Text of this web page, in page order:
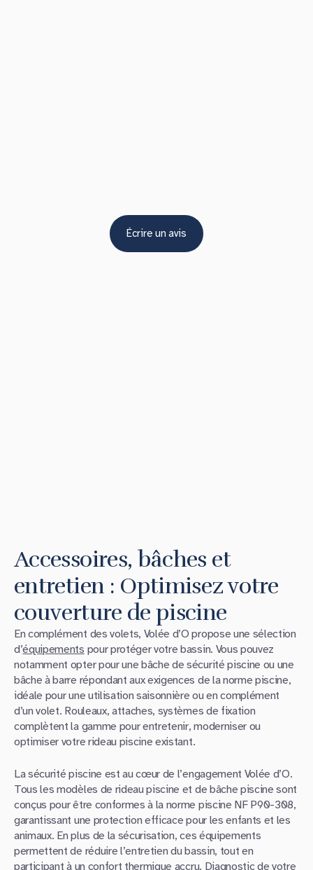
Écrire un avis
Accessoires, bâches et
entretien : Optimisez votre
couverture de piscine
En complément des volets, Volée d’O propose une sélection
d’équipements pour protéger votre bassin. Vous pouvez
notamment opter pour une bâche de sécurité piscine ou une
bâche à barre répondant aux exigences de la norme piscine,
idéale pour une utilisation saisonnière ou en complément
d’un volet. Rouleaux, attaches, systèmes de fixation
complètent la gamme pour entretenir, moderniser ou
optimiser votre rideau piscine existant.
La sécurité piscine est au cœur de l’engagement Volée d’O.
Tous les modèles de rideau piscine et de bâche piscine sont
conçus pour être conformes à la norme piscine NF P90-308,
garantissant une protection efficace pour les enfants et les
animaux. En plus de la sécurisation, ces équipements
permettent de réduire l’entretien du bassin, tout en
participant à un confort thermique accru. Diagnostic de votre